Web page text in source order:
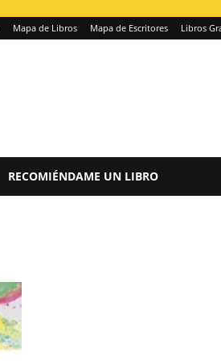
Mapa de Libros Mapa de Escritores Libros
RECOMIÉNDAME UN LIBRO